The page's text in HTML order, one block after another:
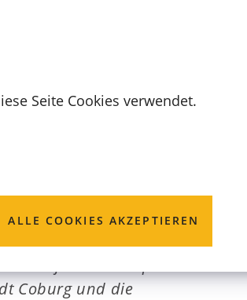
Seite Cookies verwendet.
ALLE COOKIES AKZEPTIEREN
Coburg und die